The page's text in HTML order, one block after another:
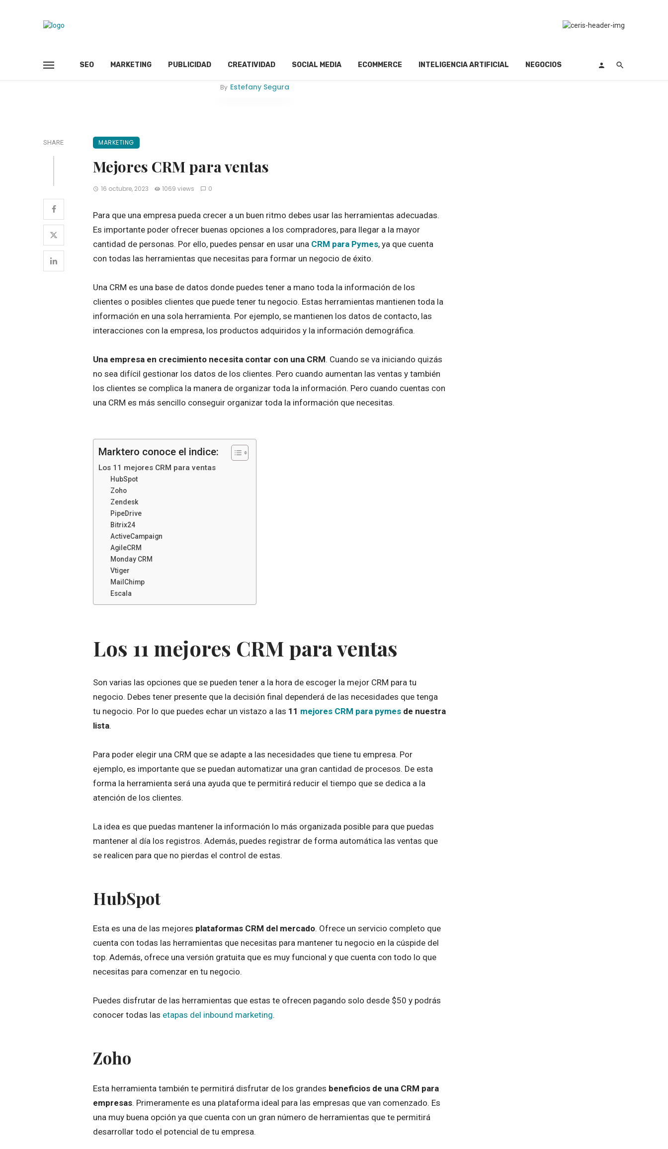
SEO MARKETING PUBLICIDAD CREATIVIDAD SOCIAL MEDIA ECOMMERCE INTELIGENCIA ARTIFICIAL NEGOCIOS
By Estefany Segura
SHARE MARKETING
Mejores CRM para ventas
16 octubre, 2023 1069 views 0
Para que una empresa pueda crecer a un buen ritmo debes usar las herramientas adecuadas.
Es importante poder ofrecer buenas opciones a los compradores, para llegar a la mayor
cantidad de personas. Por ello, puedes pensar en usar una CRM para Pymes, ya que cuenta
con todas las herramientas que necesitas para formar un negocio de éxito.
Una CRM es una base de datos donde puedes tener a mano toda la información de los
clientes o posibles clientes que puede tener tu negocio. Estas herramientas mantienen toda la
información en una sola herramienta. Por ejemplo, se mantienen los datos de contacto, las
interacciones con la empresa, los productos adquiridos y la información demográfica.
Una empresa en crecimiento necesita contar con una CRM. Cuando se va iniciando quizás
no sea difícil gestionar los datos de los clientes. Pero cuando aumentan las ventas y también
los clientes se complica la manera de organizar toda la información. Pero cuando cuentas con
una CRM es más sencillo conseguir organizar toda la información que necesitas.
Marktero conoce el indice:
Los 11 mejores CRM para ventas
HubSpot
Zoho
Zendesk
PipeDrive
Bitrix24
ActiveCampaign
AgileCRM
Monday CRM
Vtiger
MailChimp
Escala
Los 11 mejores CRM para ventas
Son varias las opciones que se pueden tener a la hora de escoger la mejor CRM para tu
negocio. Debes tener presente que la decisión final dependerá de las necesidades que tenga
tu negocio. Por lo que puedes echar un vistazo a las 11 mejores CRM para pymes de nuestra
lista.
Para poder elegir una CRM que se adapte a las necesidades que tiene tu empresa. Por
ejemplo, es importante que se puedan automatizar una gran cantidad de procesos. De esta
forma la herramienta será una ayuda que te permitirá reducir el tiempo que se dedica a la
atención de los clientes.
La idea es que puedas mantener la información lo más organizada posible para que puedas
mantener al día los registros. Además, puedes registrar de forma automática las ventas que
se realicen para que no pierdas el control de estas.
HubSpot
Esta es una de las mejores plataformas CRM del mercado. Ofrece un servicio completo que
cuenta con todas las herramientas que necesitas para mantener tu negocio en la cúspide del
top. Además, ofrece una versión gratuita que es muy funcional y que cuenta con todo lo que
necesitas para comenzar en tu negocio.
Puedes disfrutar de las herramientas que estas te ofrecen pagando solo desde $50 y podrás
conocer todas las etapas del inbound marketing.
Zoho
Esta herramienta también te permitirá disfrutar de los grandes beneficios de una CRM para
empresas. Primeramente es una plataforma ideal para las empresas que van comenzado. Es
una muy buena opción ya que cuenta con un gran número de herramientas que te permitirá
desarrollar todo el potencial de tu empresa.